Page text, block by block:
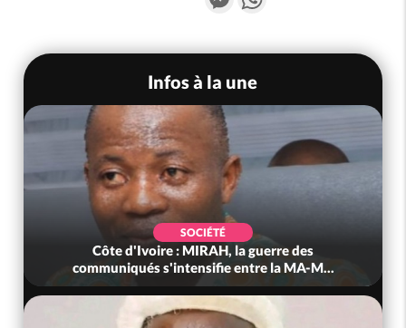
Infos à la une
SOCIÉTÉ
Côte d'Ivoire : MIRAH, la guerre des
communiqués s'intensifie entre la MA-M...